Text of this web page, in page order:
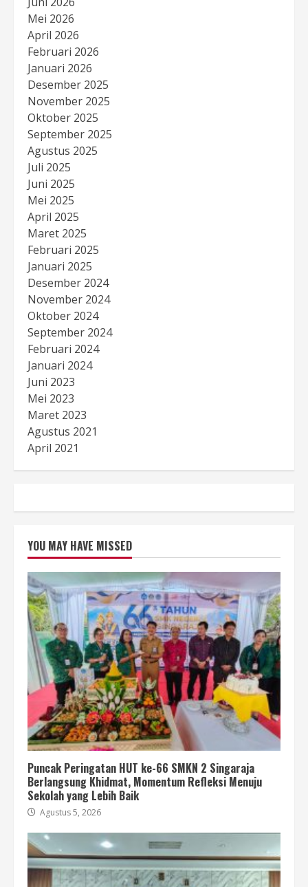
Mei 2026
April 2026
Februari 2026
Januari 2026
Desember 2025
November 2025
Oktober 2025
September 2025
Agustus 2025
Juli 2025
Juni 2025
Mei 2025
April 2025
Maret 2025
Februari 2025
Januari 2025
Desember 2024
November 2024
Oktober 2024
September 2024
Februari 2024
Januari 2024
Juni 2023
Mei 2023
Maret 2023
Agustus 2021
April 2021
YOU MAY HAVE MISSED
Puncak Peringatan HUT ke-66 SMKN 2 Singaraja
Berlangsung Khidmat, Momentum Refleksi Menuju
Sekolah yang Lebih Baik
Agustus 5, 2026